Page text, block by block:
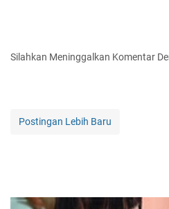
Silahkan Meninggalkan Komentar
Postingan Lebih Baru